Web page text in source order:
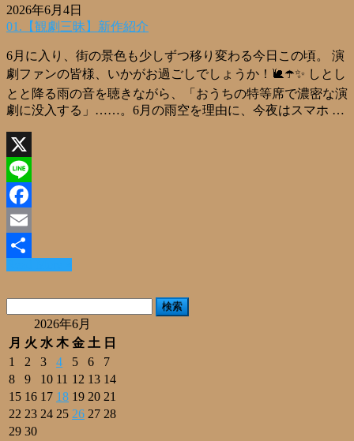
2026年6月4日
01.【観劇三昧】新作紹介
6月に入り、街の景色も少しずつ移り変わる今日この頃。 演
劇ファンの皆様、いかがお過ごしでしょうか！🐌☂️✨ しとし
とと降る雨の音を聴きながら、「おうちの特等席で濃密な演
劇に没入する」……。6月の雨空を理由に、今夜はスマホ …
X
Line
Facebook
Email
共
有
2026年6月
月 火 水 木 金 土 日
1
2 3 4 5 6
7
8
9 10 11 12 13 14
15 16 17 18 19 20 21
22 23 24 25 26 27 28
29 30